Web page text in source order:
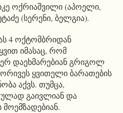
ოქრიაშვილი (აპოელი,
(სერენი, ბელგია).
4 ოქტომბრიდან
იმასაც, რომ
დაეხმარებიან გრიგოლ
ორივეს ყვითელი ბარათების
აქვს. თუმცა,
გაივლიან და